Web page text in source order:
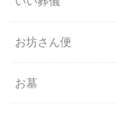
お坊さん便
お墓